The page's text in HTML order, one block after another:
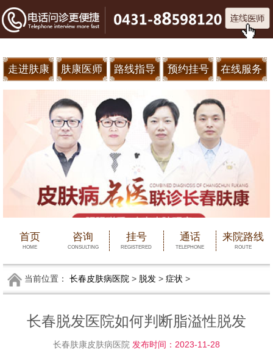
走进肤康 肤康医师 路线指导 预约挂号 在线服务
首页
HOME
咨询
CONSULTING
挂号
REGISTERED
通话
TELEPHONE
来院路线
ROUTE
当前位置： 长春皮肤病医院> 脱发> 症状 >
长春脱发医院如何判断脂溢性脱发
长春肤康皮肤病医院 发布时间：2023-11-28